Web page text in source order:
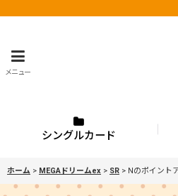
メニュー
シングルカード
ホーム > MEGAドリームex > SR > Nのポイント